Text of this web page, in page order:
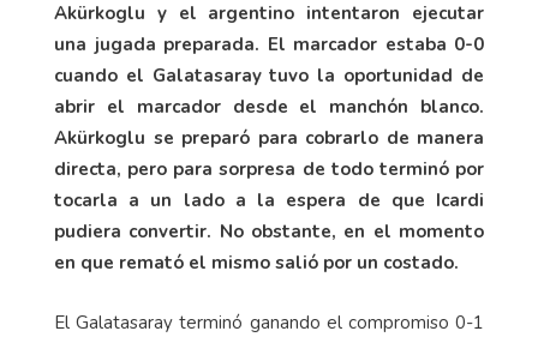
Akürkoglu y el argentino intentaron ejecutar
una jugada preparada. El marcador estaba 0-0
cuando el Galatasaray tuvo la oportunidad de
abrir el marcador desde el manchón blanco.
Akürkoglu se preparó para cobrarlo de manera
directa, pero para sorpresa de todo terminó por
tocarla a un lado a la espera de que Icardi
pudiera convertir. No obstante, en el momento
en que remató el mismo salió por un costado.
El Galatasaray terminó ganando el compromiso 0-1